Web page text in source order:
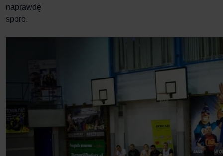
naprawdę
sporo.